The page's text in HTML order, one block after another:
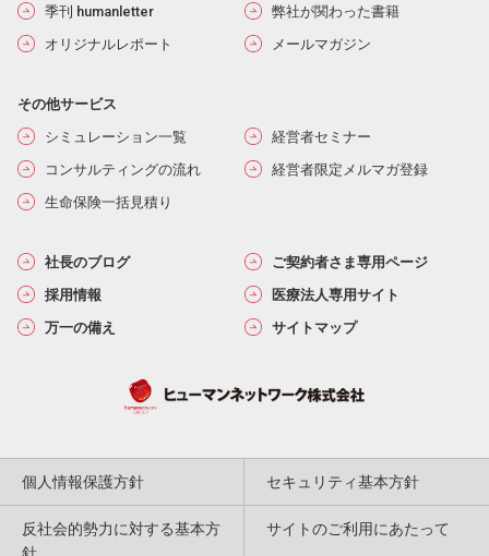
季刊 humanletter
弊社が関わった書籍
オリジナルレポート
メールマガジン
その他サービス
シミュレーション一覧
経営者セミナー
コンサルティングの流れ
経営者限定メルマガ登録
生命保険一括見積り
社長のブログ
ご契約者さま専用ページ
採用情報
医療法人専用サイト
万一の備え
サイトマップ
個人情報保護方針 セキュリティ基本方針
反社会的勢力に対する基本方
針
サイトのご利用にあたって